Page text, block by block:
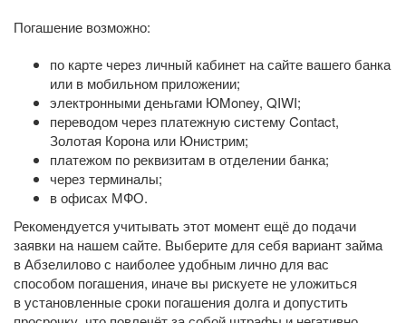
Погашение возможно:
по карте через личный кабинет на сайте вашего банка
или в мобильном приложении;
электронными деньгами ЮMoney, QIWI;
переводом через платежную систему Contact,
Золотая Корона или Юнистрим;
платежом по реквизитам в отделении банка;
через терминалы;
в офисах МФО.
Рекомендуется учитывать этот момент ещё до подачи
заявки на нашем сайте. Выберите для себя вариант займа
в Абзелилово с наиболее удобным лично для вас
способом погашения, иначе вы рискуете не уложиться
в установленные сроки погашения долга и допустить